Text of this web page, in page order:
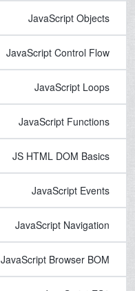
JavaScript Objects
JavaScript Control Flow
JavaScript Loops
JavaScript Functions
JS HTML DOM Basics
JavaScript Events
JavaScript Navigation
JavaScript Browser BOM